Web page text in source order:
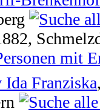
Franziska